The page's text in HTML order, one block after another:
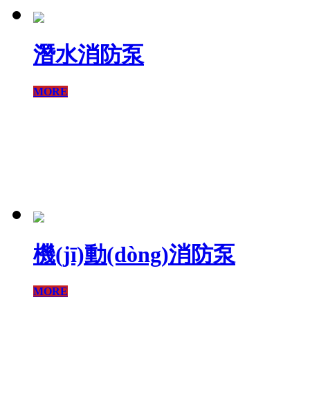
潛水消防泵
MORE
機(jī)動(dòng)消防泵
MORE